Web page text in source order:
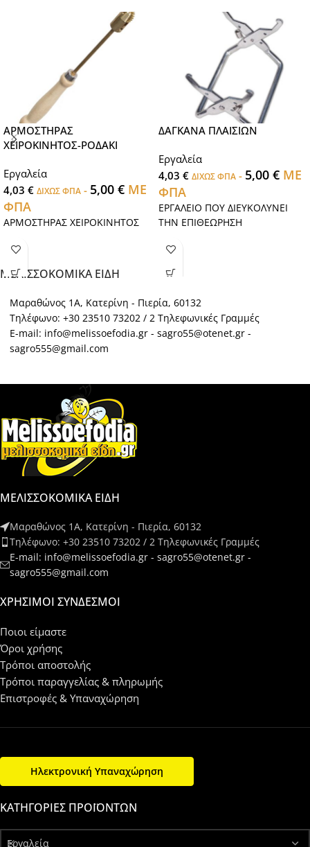
ΑΡΜΟΣΤΗΡΑΣ
ΧΕΙΡΟΚΙΝΗΤΟΣ-ΡΟΔΑΚΙ
Εργαλεία
4,03 € ΔΙΧΩΣ ΦΠΑ - 5,00 € ΜΕ
ΦΠΑ
ΑΡΜΟΣΤΗΡΑΣ ΧΕΙΡΟΚΙΝΗΤΟΣ
ΔΑΓΚΑΝΑ ΠΛΑΙΣΙΩΝ
Εργαλεία
4,03 € ΔΙΧΩΣ ΦΠΑ - 5,00 € ΜΕ
ΦΠΑ
ΕΡΓΑΛΕΙΟ ΠΟΥ ΔΙΕΥΚΟΛΥΝΕΙ
ΤΗΝ ΕΠΙΘΕΩΡΗΣΗ
ΜΕΛΙΣΣΟΚΟΜΙΚΑ ΕΙΔΗ
Μαραθώνος 1Α, Κατερίνη - Πιερία, 60132
Τηλέφωνο: +30 23510 73202 / 2 Τηλεφωνικές Γραμμές
E-mail: info@melissoefodia.gr - sagro55@otenet.gr -
sagro555@gmail.com
ΜΕΛΙΣΣΟΚΟΜΙΚΑ ΕΙΔΗ
Μαραθώνος 1Α, Κατερίνη - Πιερία, 60132
Τηλέφωνο: +30 23510 73202 / 2 Τηλεφωνικές Γραμμές
E-mail: info@melissoefodia.gr - sagro55@otenet.gr -
sagro555@gmail.com
ΧΡΉΣΙΜΟΙ ΣΎΝΔΕΣΜΟΙ
Ποιοι είμαστε
Όροι χρήσης
Τρόποι αποστολής
Τρόποι παραγγελίας & πληρωμής
Επιστροφές & Υπαναχώρηση
Ηλεκτρονική Υπαναχώρηση
ΚΑΤΗΓΟΡΊΕΣ ΠΡΟΪΌΝΤΩΝ
Εργαλεία